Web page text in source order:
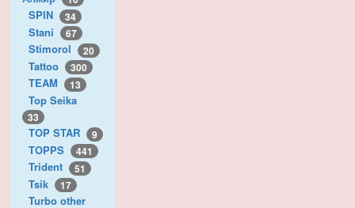
SPIN 34
Stani 67
Stimorol 20
Tattoo 300
TEAM 13
Top Seika
33
TOP STAR 9
TOPPS 441
Trident 51
Tsik 17
Turbo other